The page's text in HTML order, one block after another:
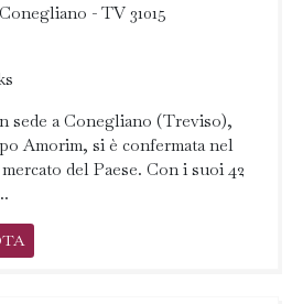
- TV 31015
sede a Conegliano (Treviso),
Amorim, si è confermata nel
del Paese. Con i suoi 42